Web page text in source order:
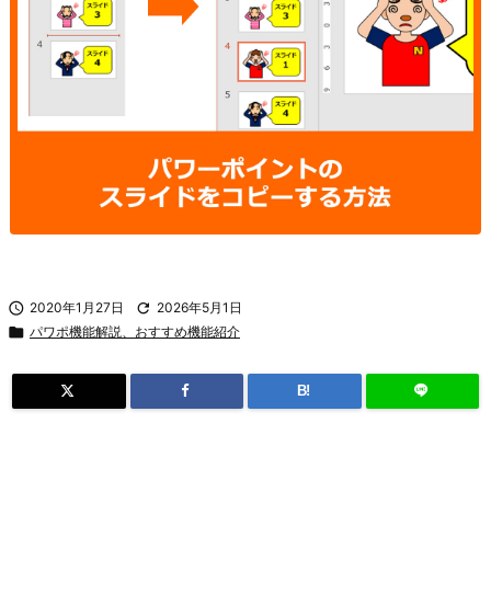
 2020年1月27日  2026年5月1日
 パワポ機能解説、おすすめ機能紹介
B!